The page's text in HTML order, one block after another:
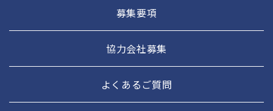
募集要項
協力会社募集
よくあるご質問